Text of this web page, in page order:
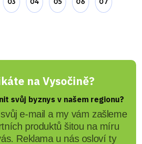
v sálové kopané
Policisty vybojovaly druhé